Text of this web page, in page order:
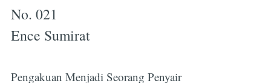
No. 021
Ence Sumirat
Pengakuan Menjadi Seorang Penyair